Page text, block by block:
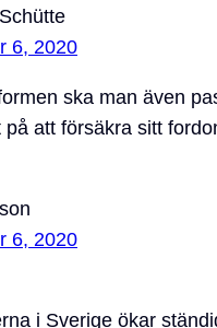
6, 2020
ska man även
på att försäkra sitt
6, 2020
i Sverige ökar